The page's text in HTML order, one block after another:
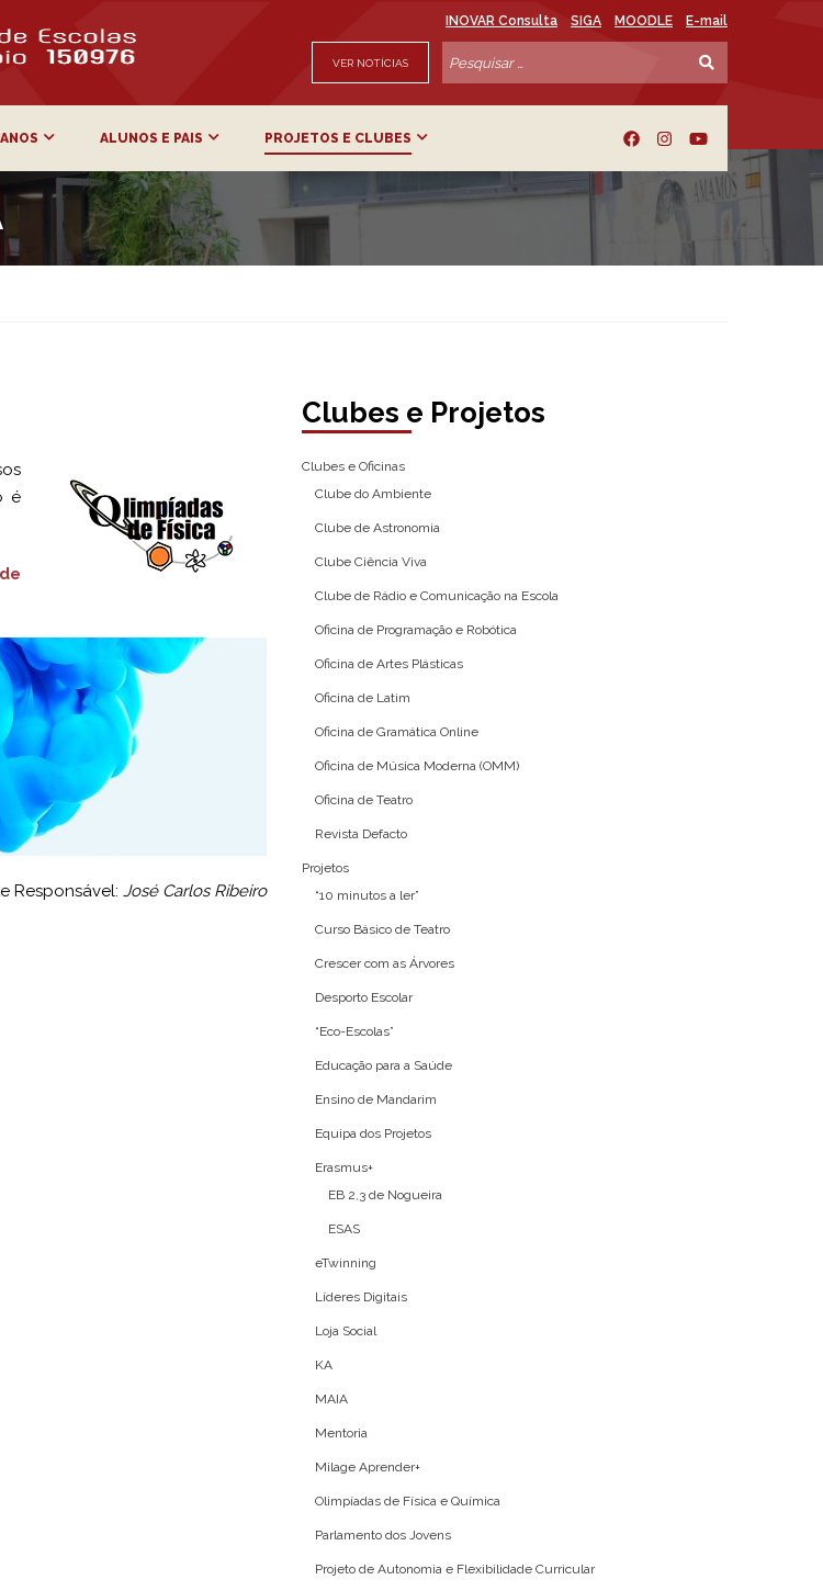
INOVAR Consulta SIGA MOODLE E-mail
VER NOTÍCIAS
ALUNOS E PAIS PROJETOS E CLUBES
é
Responsável: José Carlos Ribeiro
Clubes e Projetos
Clubes e Oficinas
Clube do Ambiente
Clube de Astronomia
Clube Ciência Viva
Clube de Rádio e Comunicação na Escola
Oficina de Programação e Robótica
Oficina de Artes Plásticas
Oficina de Latim
Oficina de Gramática Online
Oficina de Música Moderna (OMM)
Oficina de Teatro
Revista Defacto
Projetos
“10 minutos a ler”
Curso Básico de Teatro
Crescer com as Árvores
Desporto Escolar
“Eco-Escolas”
Educação para a Saúde
Ensino de Mandarim
Equipa dos Projetos
Erasmus+
EB 2,3 de Nogueira
ESAS
eTwinning
Líderes Digitais
Loja Social
KA
MAIA
Mentoria
Milage Aprender+
Olimpíadas de Física e Química
Parlamento dos Jovens
Projeto de Autonomia e Flexibilidade Curricular